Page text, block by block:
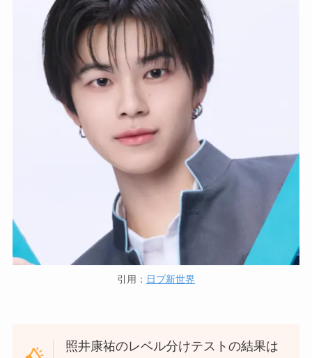
引用： 日プ新世界
照井康祐のレベル分けテストの結果は